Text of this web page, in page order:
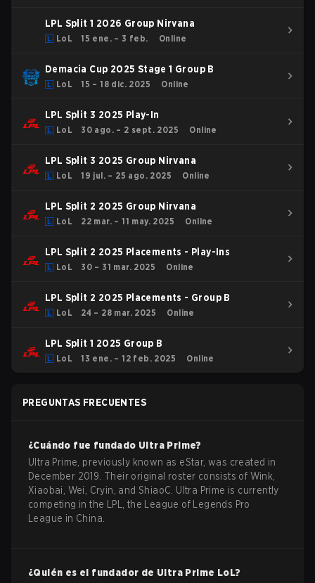
LPL Split 1 2026 Group Nirvana
LoL 15 ene. – 3 feb. Online
Demacia Cup 2025 Stage 1 Group B
LoL 15 – 18 dic. 2025 Online
LPL Split 3 2025 Play-In
LoL 30 ago. – 2 sept. 2025 Online
LPL Split 3 2025 Group Nirvana
LoL 19 jul. – 25 ago. 2025 Online
LPL Split 2 2025 Group Nirvana
LoL 22 mar. – 11 may. 2025 Online
LPL Split 2 2025 Placements - Play-Ins
LoL 30 – 31 mar. 2025 Online
LPL Split 2 2025 Placements - Group B
LoL 24 – 28 mar. 2025 Online
LPL Split 1 2025 Group B
LoL 13 ene. – 12 feb. 2025 Online
PREGUNTAS FRECUENTES
¿Cuándo fue fundado Ultra Prime?
Ultra Prime, previously known as eStar, was created in
December 2019. Their original roster consists of Wink,
Xiaobai, Wei, Cryin, and ShiaoC. Ultra Prime is currently
competing in the LPL, the League of Legends Pro
League in China.
¿Quién es el fundador de Ultra Prime LoL?